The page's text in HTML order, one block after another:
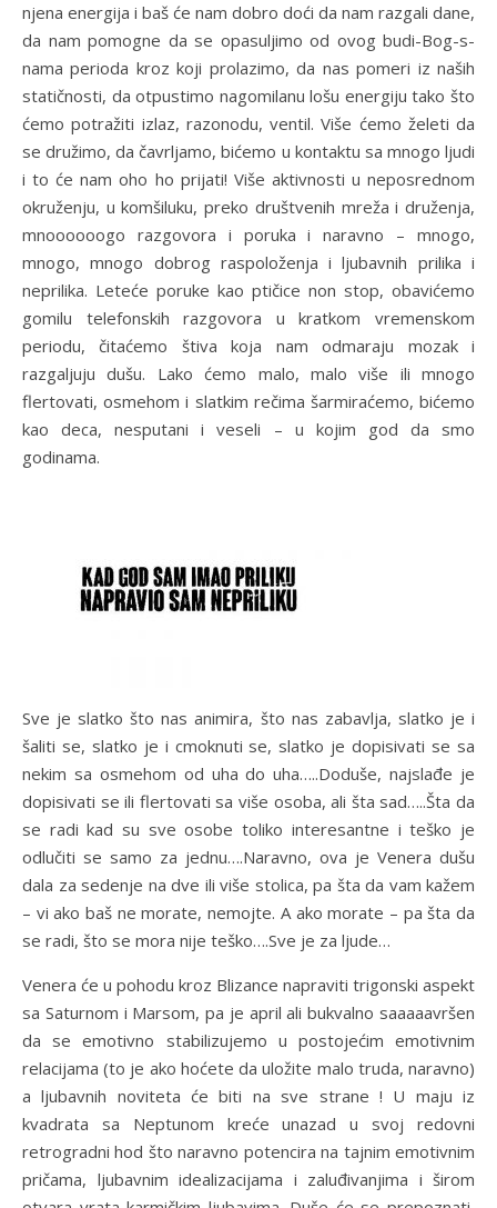
njena energija i baš će nam dobro doći da nam razgali dane,
da nam pomogne da se opasuljimo od ovog budi-Bog-s-
nama perioda kroz koji prolazimo, da nas pomeri iz naših
statičnosti, da otpustimo nagomilanu lošu energiju tako što
ćemo potražiti izlaz, razonodu, ventil. Više ćemo želeti da
se družimo, da čavrljamo, bićemo u kontaktu sa mnogo ljudi
i to će nam oho ho prijati! Više aktivnosti u neposrednom
okruženju, u komšiluku, preko društvenih mreža i druženja,
mnoooooogo razgovora i poruka i naravno – mnogo,
mnogo, mnogo dobrog raspoloženja i ljubavnih prilika i
neprilika. Leteće poruke kao ptičice non stop, obavićemo
gomilu telefonskih razgovora u kratkom vremenskom
periodu, čitaćemo štiva koja nam odmaraju mozak i
razgaljuju dušu. Lako ćemo malo, malo više ili mnogo
flertovati, osmehom i slatkim rečima šarmiraćemo, bićemo
kao deca, nesputani i veseli – u kojim god da smo
godinama.
Sve je slatko što nas animira, što nas zabavlja, slatko je i
šaliti se, slatko je i cmoknuti se, slatko je dopisivati se sa
nekim sa osmehom od uha do uha…..Doduše, najslađe je
dopisivati se ili flertovati sa više osoba, ali šta sad…..Šta da
se radi kad su sve osobe toliko interesantne i teško je
odlučiti se samo za jednu….Naravno, ova je Venera dušu
dala za sedenje na dve ili više stolica, pa šta da vam kažem
– vi ako baš ne morate, nemojte. A ako morate – pa šta da
se radi, što se mora nije teško….Sve je za ljude…
Venera će u pohodu kroz Blizance napraviti trigonski aspekt
sa Saturnom i Marsom, pa je april ali bukvalno saaaaavršen
da se emotivno stabilizujemo u postojećim emotivnim
relacijama (to je ako hoćete da uložite malo truda, naravno)
a ljubavnih noviteta će biti na sve strane ! U maju iz
kvadrata sa Neptunom kreće unazad u svoj redovni
retrogradni hod što naravno potencira na tajnim emotivnim
pričama, ljubavnim idealizacijama i zaluđivanjima i širom